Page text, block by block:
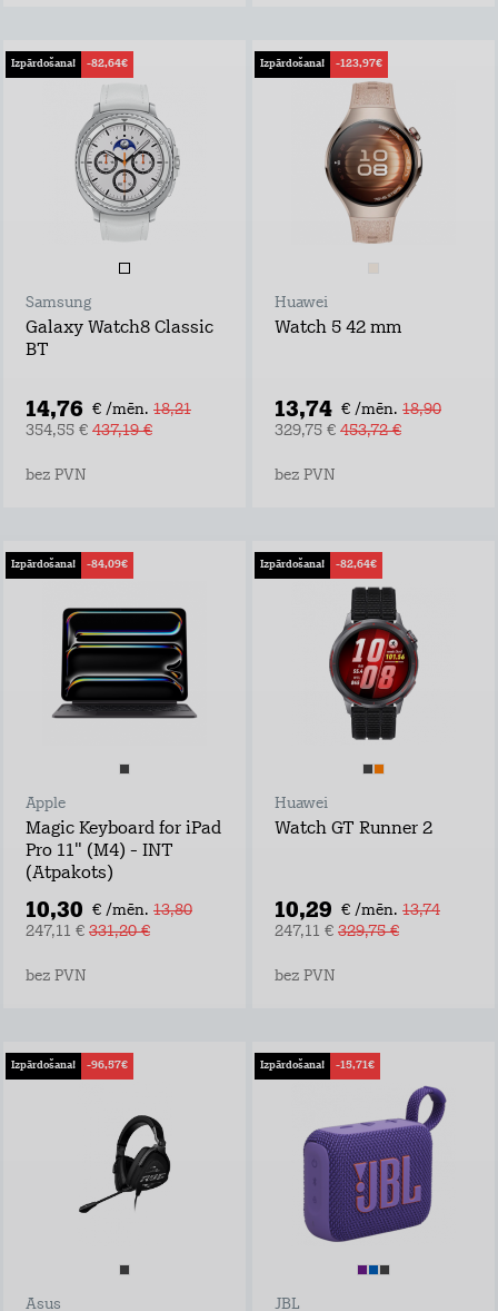
Izpārdošana! -82,64€
Samsung
Galaxy Watch8 Classic
BT
14,76 € /mēn. 18,21
354,55 € 437,19 €
bez PVN
Izpārdošana! -123,97€
Huawei
Watch 5 42 mm
13,74 € /mēn. 18,90
329,75 € 453,72 €
bez PVN
Izpārdošana! -84,09€
Apple
Magic Keyboard for iPad
Pro 11" (M4) - INT
(Atpakots)
10,30 € /mēn. 13,80
247,11 € 331,20 €
bez PVN
Izpārdošana! -82,64€
Huawei
Watch GT Runner 2
10,29 € /mēn. 13,74
247,11 € 329,75 €
bez PVN
Izpārdošana! -96,57€
Asus
Izpārdošana! -15,71€
JBL